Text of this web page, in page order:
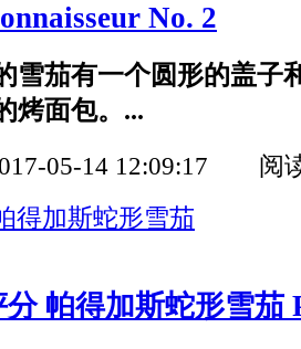
No. 2
雪茄有一个圆形的盖子
烤面包。...
05-14 12:09:17 阅
帕得加斯蛇形雪茄